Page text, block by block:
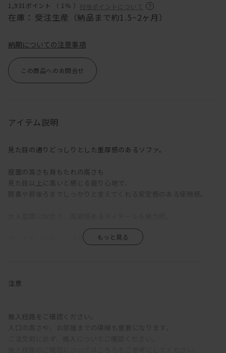
1,931ポイント （ 1％ ） 付与ポイントについて
在庫： 受注生産（納品まで約1.5~2ヶ月）
納期についての注意事項
この商品へのお問合せ
アイテム説明
見た目の通りどっしりとした重厚感のあるソファ。
座面の高さも背もたれの高さも
見た目以上に高いと感じる座り心地で、
特に本革にを張った場合の色気がとてつもない。
注意
搬入経路をご確認ください。